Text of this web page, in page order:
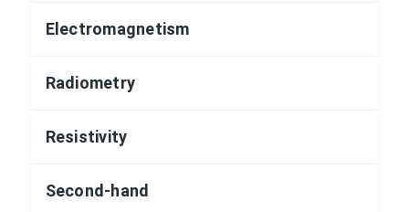
Electromagnetism
Radiometry
Resistivity
Second-hand